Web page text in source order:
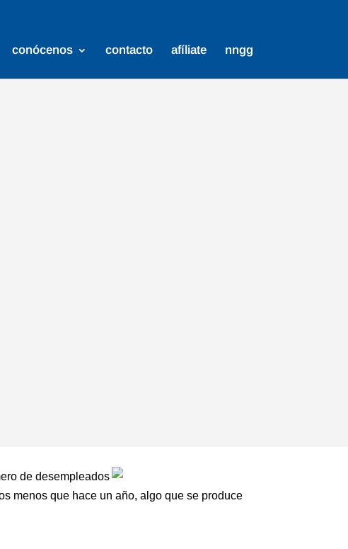
conócenos contacto afíliate nngg
de desempleados
menos que hace un año, algo que se produce